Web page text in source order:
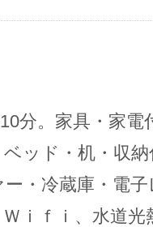
分。家具・家
ッド・机・収
・冷蔵庫・電
ｉｆｉ、水道光